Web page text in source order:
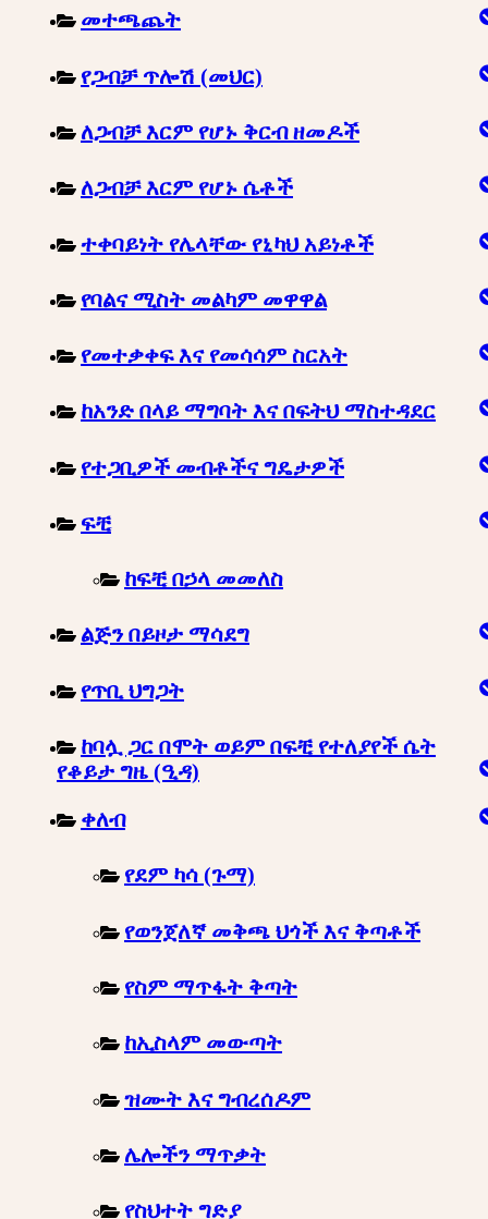
መተጫጨት
የጋብቻ ጥሎሽ (መህር)
ለጋብቻ እርም የሆኑ ቅርብ ዘመዶች
ለጋብቻ እርም የሆኑ ሴቶች
ተቀባይነት የሌላቸው የኒካህ አይነቶች
የባልና ሚስት መልካም መዋዋል
የመተቃቀፍ እና የመሳሳም ስርአት
ከአንድ በላይ ማግባት እና በፍትህ ማስተዳደር
የተጋቢዎች መብቶችና ግዴታዎች
ፍቺ
ከፍቺ በኃላ መመለስ
ልጅን በይዞታ ማሳደግ
የጥቢ ህግጋት
ከባሏ ጋር በሞት ወይም በፍቺ የተለያየች ሴት
የቆይታ ግዜ (ዒዳ)
ቀለብ
የደም ካሳ (ጉማ)
የወንጀለኛ መቅጫ ህጎች እና ቅጣቶች
የስም ማጥፋት ቅጣት
ከኢስላም መውጣት
ዝሙት እና ግብረሰዶም
ሌሎችን ማጥቃት
የስህተት ግድያ